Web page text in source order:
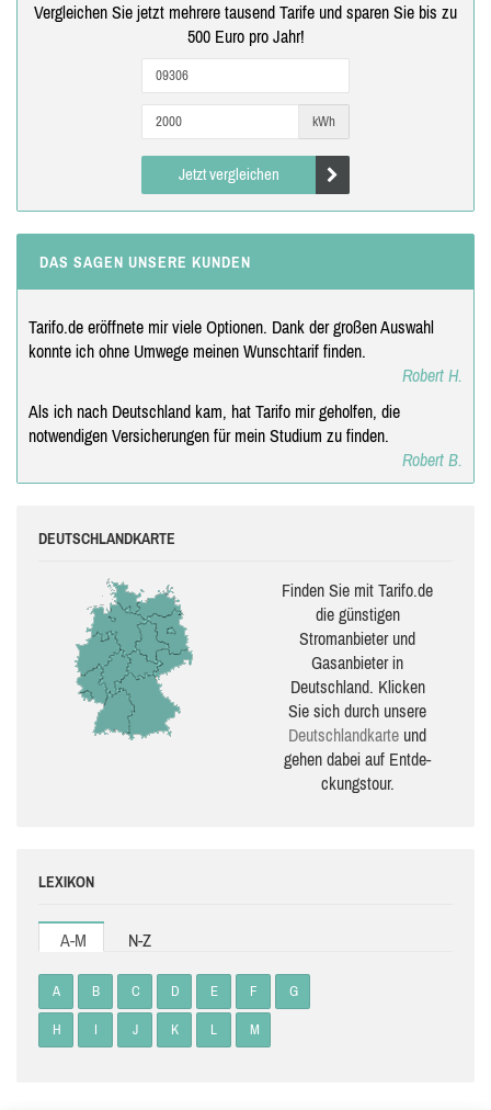
Vergleichen Sie jetzt mehrere tausend Tarife und sparen Sie bis zu
500 Euro pro Jahr!
kWh
Jetzt vergleichen
DAS SAGEN UNSERE KUNDEN
Tarifo.de eröffnete mir viele Optionen. Dank der großen Auswahl
konnte ich ohne Umwege meinen Wunschtarif finden.
Robert H.
Als ich nach Deutschland kam, hat Tarifo mir geholfen, die
notwendigen Versicherungen für mein Studium zu finden.
Robert B.
DEUTSCHLANDKARTE
Finden Sie mit Tarifo.de
die güns­ti­gen
Stromanbieter und
Gasanbieter in
Deutschland. Klicken
Sie sich durch unsere
Deutsch­land­karte und
gehen dabei auf Ent­de­
ckungs­tour.
LEXIKON
A-M N-Z
A B C D E F G
H I J K L M